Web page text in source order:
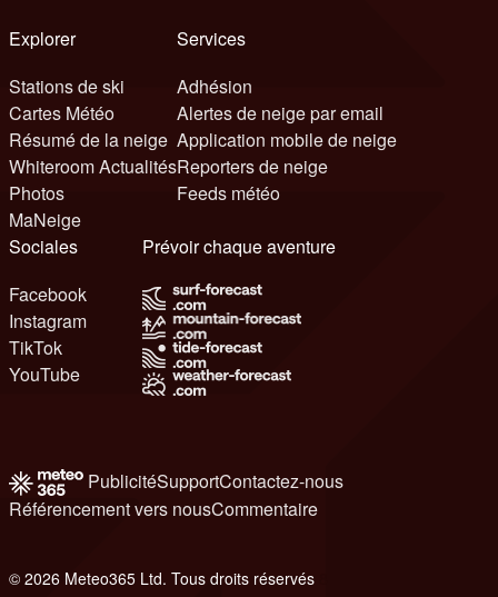
Explorer
Stations de ski
Cartes Météo
Résumé de la neige
Whiteroom Actualités
Photos
MaNeige
Services
Adhésion
Alertes de neige par email
Application mobile de neige
Reporters de neige
Feeds météo
Sociales
Facebook
Instagram
TikTok
YouTube
Prévoir chaque aventure
PublicitéSupportContactez-nous
Référencement vers nousCommentaire
© 2026 Meteo365 Ltd. Tous droits réservés